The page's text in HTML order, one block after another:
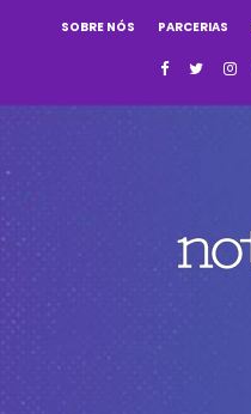
SOBRE NÓS PARCERIAS